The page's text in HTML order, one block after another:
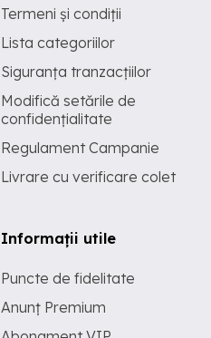
Termeni și condiții
Lista categoriilor
Siguranța tranzacțiilor
Modifică setările de
confidențialitate
Regulament Campanie
Livrare cu verificare colet
Informații utile
Puncte de fidelitate
Anunț Premium